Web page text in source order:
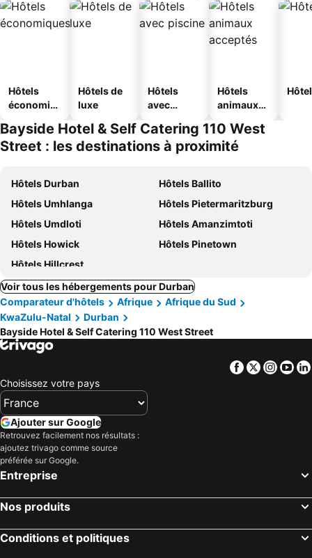
Hôtels
économiq
Hôtels de
luxe
Hôtels
avec
Hôtels
animaux
Bayside Hotel & Self Catering 110 West
Street : les destinations à proximité
Hôtels Durban
Hôtels Ballito
Hôtels Umhlanga
Hôtels Pietermaritzburg
Hôtels Umdloti
Hôtels Amanzimtoti
Hôtels Howick
Hôtels Pinetown
Hôtels Hillcrest
Voir tous les hébergements pour Durban
Comparateur d'hôtels
Afrique
Afrique du Sud
KwaZulu-Natal
Durban
Bayside Hotel & Self Catering 110 West Street
Facebook
Twitter
Choisissez votre pays
Ajouter sur Google
Retrouvez facilement nos résultats :
ajoutez trivago comme source
préférée sur Google.
Entreprise
Nos produits
Conditions et politiques